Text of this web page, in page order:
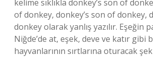
kelime sıklıkla donkey’s son of
of donkey, donkey’s son of donkey,
donkey olarak yanlış yazılır. Eşeğin
Niğde’de at, eşek, deve ve katır gibi
hayvanlarının sırtlarına oturacak